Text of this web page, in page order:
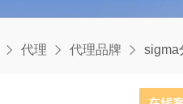
代理 代理品牌 sigma